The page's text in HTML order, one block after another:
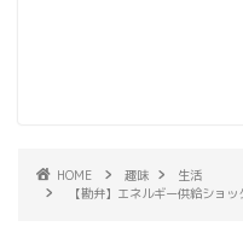
HOME 趣味
生活
【勘弁】エネルギー供給ショ